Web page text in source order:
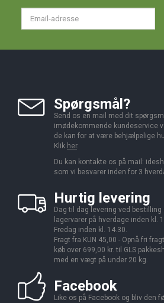
Spørgsmål?
Send os en mail med dit
imødekommende kundeservice
de kan for at være behjælpelige
Klik her.
Du kan kontakte os på mail:
som vi besvarer inden for 3
Hurtig levering
Dag til dag levering ved bestilling
lagervarer på hverdage inden kl.
Fredag inden kl. 14.30.
Fragt fra KUN 45,00 - Opnå fri
køb over 699,00 kr. til GLS
med en vægt på under 20 kg.
Facebook
Like os på Facebook og bliv den